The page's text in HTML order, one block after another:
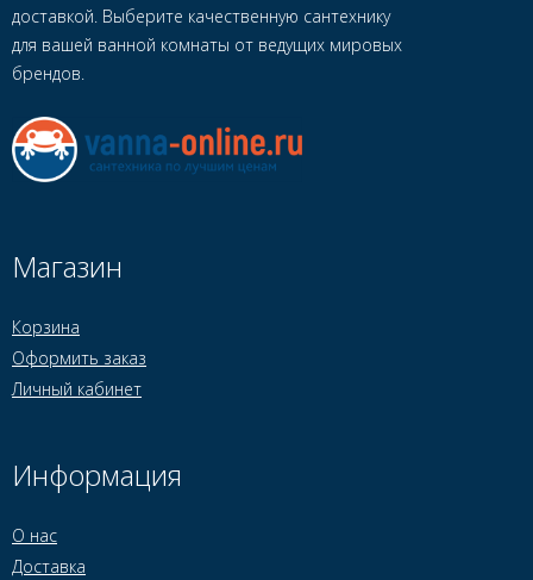
доставкой. Выберите качественную сантехнику
для вашей ванной комнаты от ведущих мировых
брендов.
Магазин
Корзина
Оформить заказ
Личный кабинет
Информация
О нас
Доставка